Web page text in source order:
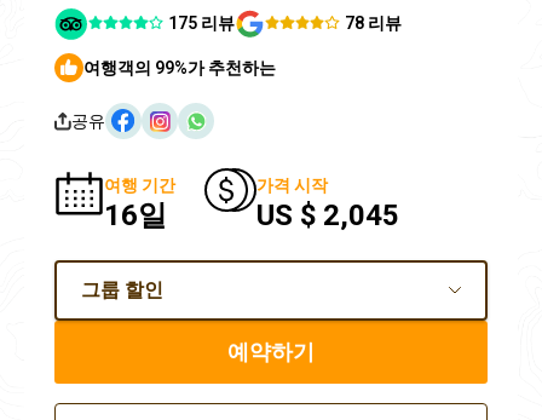
175 리뷰 78 리뷰
여행객의 99%가 추천하는
공유
여행 기간
16일
가격 시작
US $ 2,045
그룹 할인
예약하기